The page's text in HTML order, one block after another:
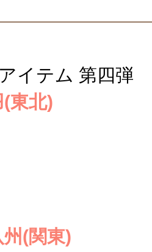
イテム 第四弾
東北)
(関東)